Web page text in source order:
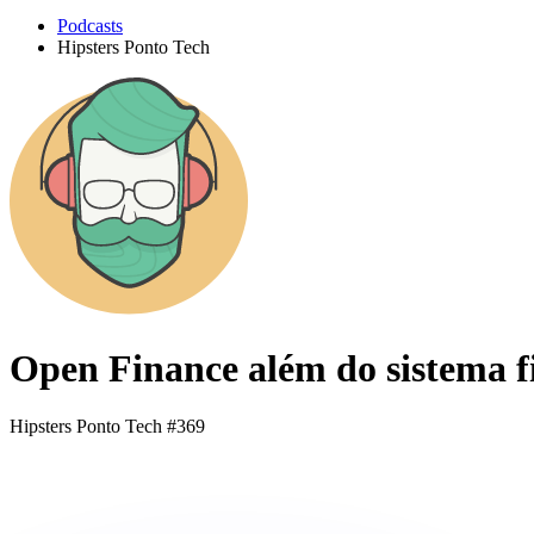
Podcasts
Hipsters Ponto Tech
Open Finance além do sistema
Hipsters Ponto Tech #369